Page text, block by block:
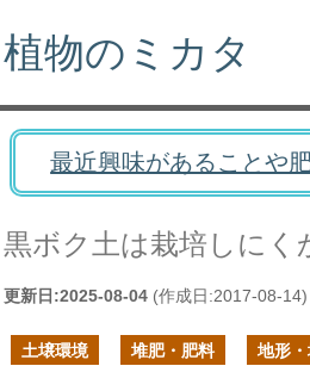
植物のミカタ
最近興味があることや
黒ボク土は栽培しにく
更新日:2025-08-04 (作成日:2017-08-14)
土壌環境 堆肥・肥料 地形